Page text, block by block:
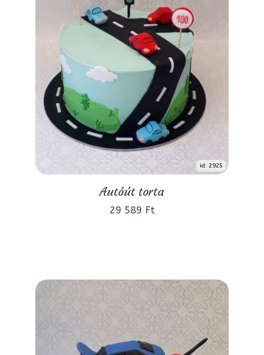
id: 2925
Autóút torta
29 589 Ft